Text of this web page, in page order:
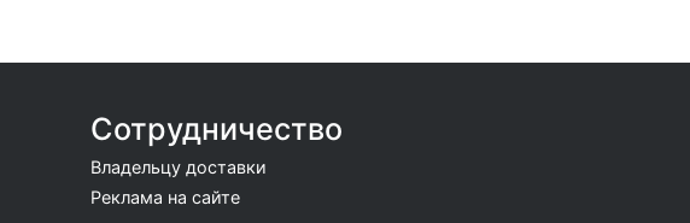
Сотрудничество
Владельцу доставки
Реклама на сайте